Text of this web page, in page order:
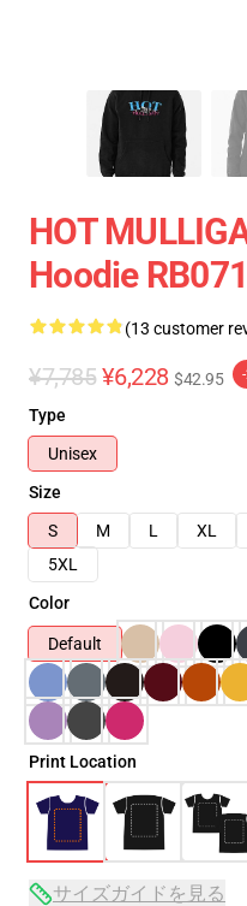
HOT
Hoodie
(13 customer
¥7,785 ¥6,228 $42.95
Type
Unisex
Size
S
M L XL
5XL
Color
Default
Print Location
サイズガイドを見る